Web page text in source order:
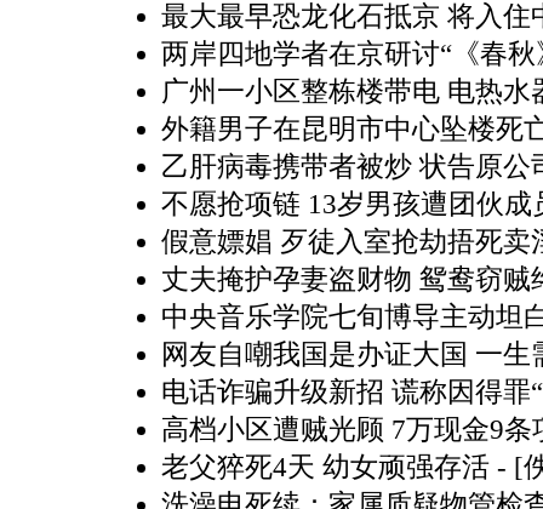
最大最早恐龙化石抵京 将入住
两岸四地学者在京研讨“《春
广州一小区整栋楼带电 电热
外籍男子在昆明市中心坠楼死
乙肝病毒携带者被炒 状告原公
不愿抢项链 13岁男孩遭团伙成
假意嫖娼 歹徒入室抢劫捂死卖
丈夫掩护孕妻盗财物 鸳鸯窃贼
中央音乐学院七旬博导主动坦
网友自嘲我国是办证大国 一生
电话诈骗升级新招 谎称因得罪
高档小区遭贼光顾 7万现金9条
老父猝死4天 幼女顽强存活 - [